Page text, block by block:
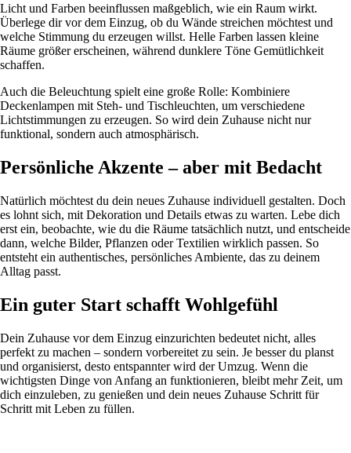
Licht und Farben beeinflussen maßgeblich, wie ein Raum wirkt.
Überlege dir vor dem Einzug, ob du Wände streichen möchtest und
welche Stimmung du erzeugen willst. Helle Farben lassen kleine
Räume größer erscheinen, während dunklere Töne Gemütlichkeit
schaffen.
Auch die Beleuchtung spielt eine große Rolle: Kombiniere
Deckenlampen mit Steh- und Tischleuchten, um verschiedene
Lichtstimmungen zu erzeugen. So wird dein Zuhause nicht nur
funktional, sondern auch atmosphärisch.
Persönliche Akzente – aber mit Bedacht
Natürlich möchtest du dein neues Zuhause individuell gestalten. Doch
es lohnt sich, mit Dekoration und Details etwas zu warten. Lebe dich
erst ein, beobachte, wie du die Räume tatsächlich nutzt, und entscheide
dann, welche Bilder, Pflanzen oder Textilien wirklich passen. So
entsteht ein authentisches, persönliches Ambiente, das zu deinem
Alltag passt.
Ein guter Start schafft Wohlgefühl
Dein Zuhause vor dem Einzug einzurichten bedeutet nicht, alles
perfekt zu machen – sondern vorbereitet zu sein. Je besser du planst
und organisierst, desto entspannter wird der Umzug. Wenn die
wichtigsten Dinge von Anfang an funktionieren, bleibt mehr Zeit, um
dich einzuleben, zu genießen und dein neues Zuhause Schritt für
Schritt mit Leben zu füllen.